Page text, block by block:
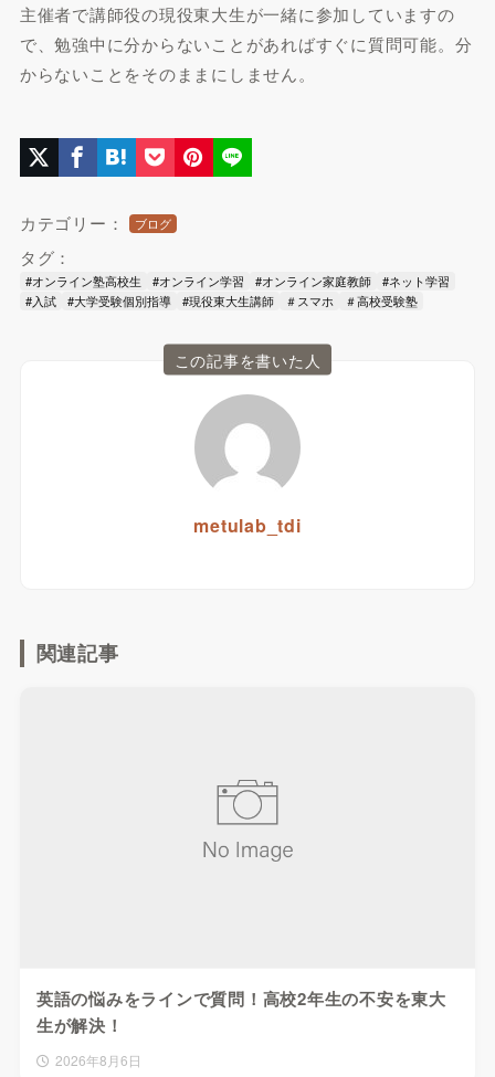
主催者で講師役の現役東大生が一緒に参加していますの
で、勉強中に分からないことがあればすぐに質問可能。分
からないことをそのままにしません。
カテゴリー： ブログ
タグ：
#オンライン塾高校生 #オンライン学習 #オンライン家庭教師
#ネット学習
#入試
#大学受験個別指導 #現役東大生講師 ＃スマホ ＃高校受験塾
この記事を書いた人
metulab_tdi
関連記事
英語の悩みをラインで質問！高校2年生の不安を東大
生が解決！
2026年8月6日